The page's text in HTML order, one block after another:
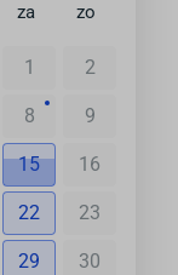
za zo
1 2
8 9
15 16
22 23
29 30